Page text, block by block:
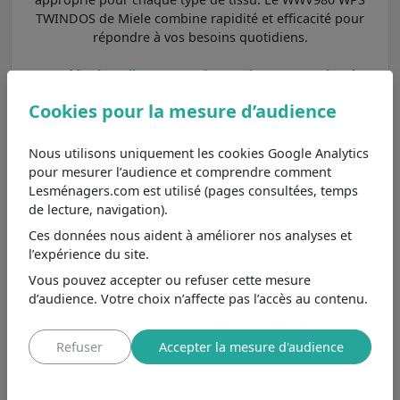
TWINDOS de Miele combine rapidité et efficacité pour
répondre à vos besoins quotidiens.
Parmi leslave-linge avec vitesse d'essorage plus de
caractéristiques principales les plus proches, nous
WFQR1014EVAJMWetHW90-B14939S8-FR.
Haier HW100-
BP14929A-S
Moins cher de 2307€
, se
différencie principalement par
sa capacité de lavage 10 kg et
plus.
Voir
Hisense
WFQR1014EVAJMW
Moins cher de 2179€, se
différencie principalement par
7,3/10
Voir
Cookies pour la mesure d’audience
Nous utilisons uniquement les cookies Google Analytics
pour mesurer l’audience et comprendre comment
Lesménagers.com est utilisé (pages consultées, temps
de lecture, navigation).
Ces données nous aident à améliorer nos analyses et
l’expérience du site.
Vous pouvez accepter ou refuser cette mesure
d’audience. Votre choix n’affecte pas l’accès au contenu.
Refuser Accepter la mesure d'audience